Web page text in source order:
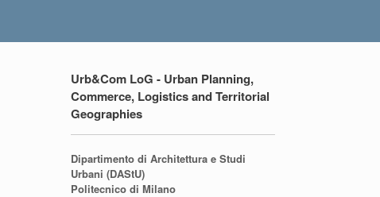
Urb&Com LoG - Urban Planning,
Commerce, Logistics and Territorial
Geographies
Dipartimento di Architettura e Studi
Urbani (DAStU)
Politecnico di Milano